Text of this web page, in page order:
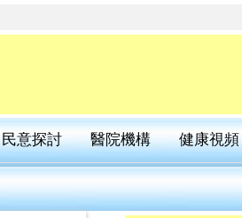
民意探討 醫院機構 健康視頻